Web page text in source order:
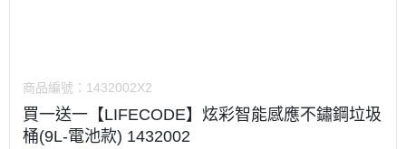
商品編號： 1432002X2
買一送一【LIFECODE】炫彩智能感應不鏽鋼垃圾
桶(9L-電池款) 1432002